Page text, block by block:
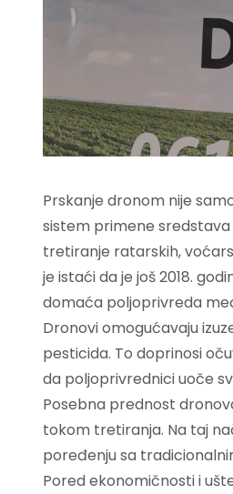
Prskanje dronom nije
sistem primene
tretiranje ratarskih,
je istaći da je još 2018.
domaća poljoprivreda
Dronovi omogućavaju
pesticida. To doprinosi
da poljoprivrednici uoče
Posebna prednost
tokom tretiranja. Na taj
poređenju sa
Pored ekonomičnosti i